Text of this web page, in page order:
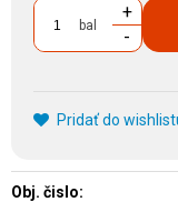
bal
+
-
Pridať do
Obj. čislo: